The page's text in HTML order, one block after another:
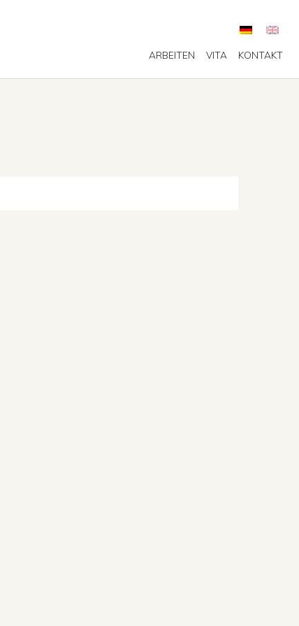
ARBEITEN VITA KONTAKT